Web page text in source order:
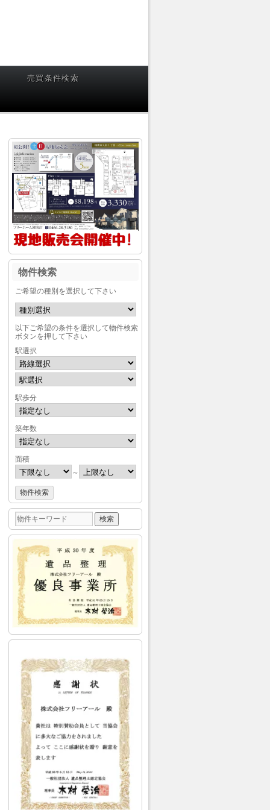
売買条件検索
物件検索
ご希望の種別を選択して下さい
以下ご希望の条件を選択して物件検索
ボタンを押して下さい
駅選択
駅歩分
築年数
面積
～
検
索: